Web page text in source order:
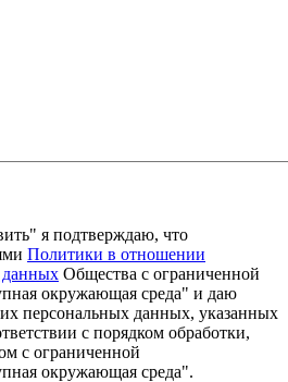
я подтверждаю, что
Политики в отношении
данных Общества с ограниченной
окружающая среда" и даю
персональных данных, указанных
с порядком обработки,
с ограниченной
окружающая среда".